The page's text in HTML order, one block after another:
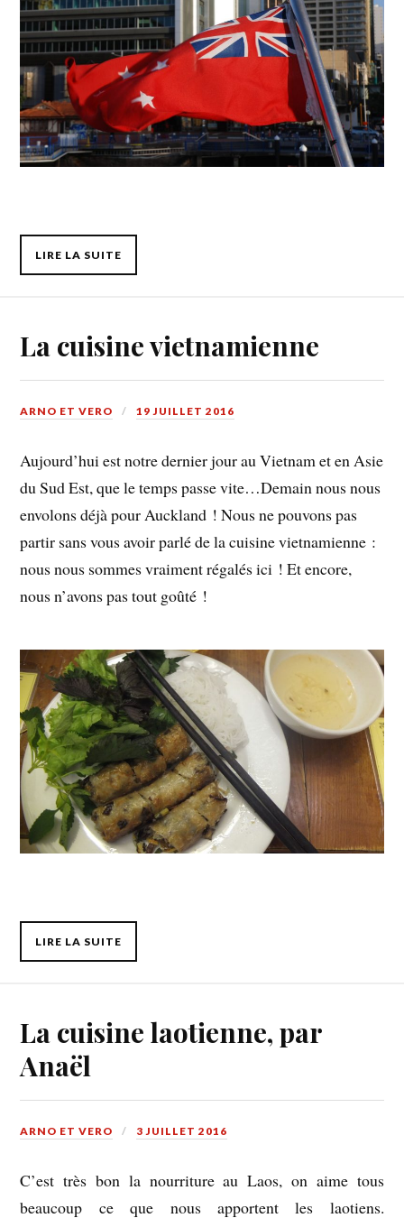
LIRE LA SUITE
La cuisine vietnamienne
ARNO ET VERO 19 JUILLET 2016
Aujourd’hui est notre dernier jour au Vietnam et en Asie
du Sud Est, que le temps passe vite…Demain nous nous
envolons déjà pour Auckland ! Nous ne pouvons pas
partir sans vous avoir parlé de la cuisine vietnamienne :
nous nous sommes vraiment régalés ici ! Et encore,
nous n’avons pas tout goûté !
LIRE LA SUITE
La cuisine laotienne, par
Anaël
ARNO ET VERO 3 JUILLET 2016
C’est très bon la nourriture au Laos, on aime tous
beaucoup ce que nous apportent les laotiens.